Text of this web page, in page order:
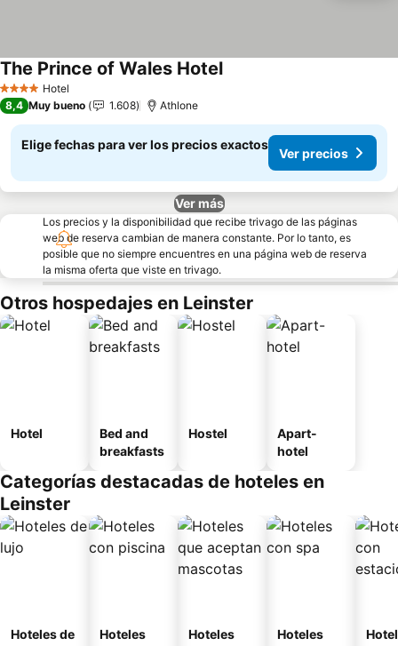
4 EstrellasHotel
The Prince of Wales HotelVer precios
8,4 Muy bueno 1.608 Athlone
Elige fechas para ver los precios exactos
Ver precios
Ver más
Los precios y la disponibilidad que recibe trivago de las páginas
web de reserva cambian de manera constante. Por lo tanto, es
posible que no siempre encuentres en una página web de reserva
la misma oferta que viste en trivago.
Otros hospedajes en Leinster
Hotel
Bed and
breakfasts
Hostel
Apart-
hotel
Categorías destacadas de hoteles en
Leinster
Hoteles de
Hoteles
Hoteles
Hoteles